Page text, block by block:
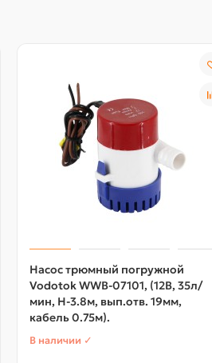
Насос трюмный погружной
Vodotok WWB-07101, (12В, 35л/
мин, H-3.8м, вып.отв. 19мм,
кабель 0.75м).
В наличии ✓